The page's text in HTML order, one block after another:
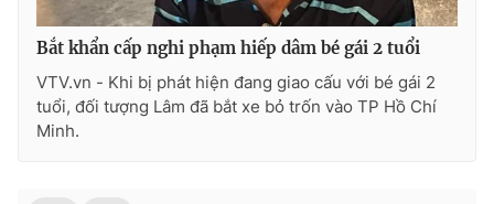
Bắt khẩn cấp nghi phạm hiếp dâm bé gái 2 tuổi
VTV.vn - Khi bị phát hiện đang giao cấu với bé gái 2
tuổi, đối tượng Lâm đã bắt xe bỏ trốn vào TP Hồ Chí
Minh.